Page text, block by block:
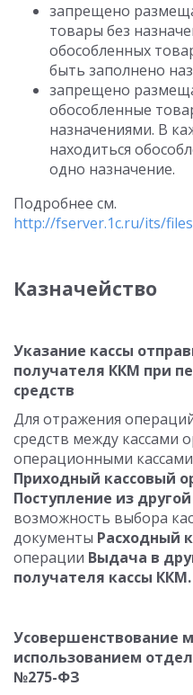
запрещено
товары без
обособленных
быть заполнено
запрещено
обособленные
назначениями. В
находиться
одно назначение.
Подробнее см.
http://fserver.1c.ru/its/
Казначейство
Указание кассы
получателя ККМ при
средств
Для отражения
средств между кассами
операционными
Приходный кассовый
Поступление из
возможность выбора
документы Расходный
операции Выдача в
получателя кассы ККМ.
Усовершенствование
использованием
№275-ФЗ